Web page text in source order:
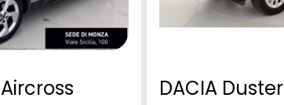
DACIA Duster